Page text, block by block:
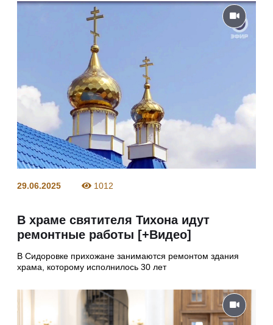
29.06.2025 1012
В храме святителя Тихона идут
ремонтные работы [+Видео]
В Сидоровке прихожане занимаются ремонтом здания
храма, которому исполнилось 30 лет